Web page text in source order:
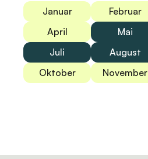
Januar Februar
April
Mai
Juli
August
Oktober
November